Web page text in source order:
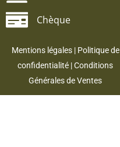
Chèque
Mentions légales| Politique de
confidentialité |Conditions
Générales de Ventes